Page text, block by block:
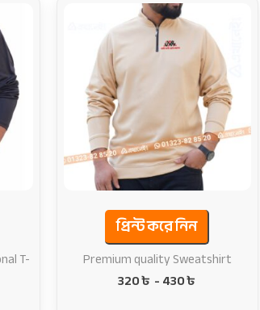
T-
প্রিন্ট করে নিন
Premium quality Sweatshirt
320৳ -430৳